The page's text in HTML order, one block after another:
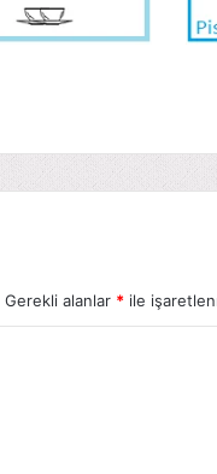
Gerekli alanlar * ile